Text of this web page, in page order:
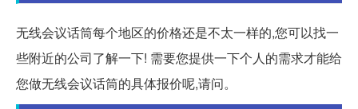
无线会议话筒每个地区的价格还是不太一样的,您可以找一
些附近的公司了解一下! 需要您提供一下个人的需求才能给
您做无线会议话筒的具体报价呢,请问。